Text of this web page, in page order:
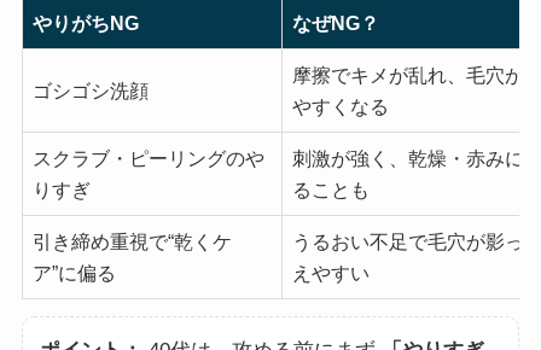
やりがちNG なぜNG？
ゴシゴシ洗顔
摩擦でキメが乱れ、毛穴が
やすくなる
スクラブ・ピーリングのや
りすぎ
刺激が強く、乾燥・赤みに
ることも
引き締め重視で“乾くケ
ア”に偏る
うるおい不足で毛穴が影っ
えやすい